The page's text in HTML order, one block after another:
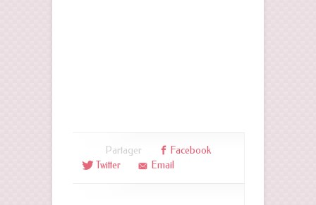
Partager
Facebook
Twitter
Email